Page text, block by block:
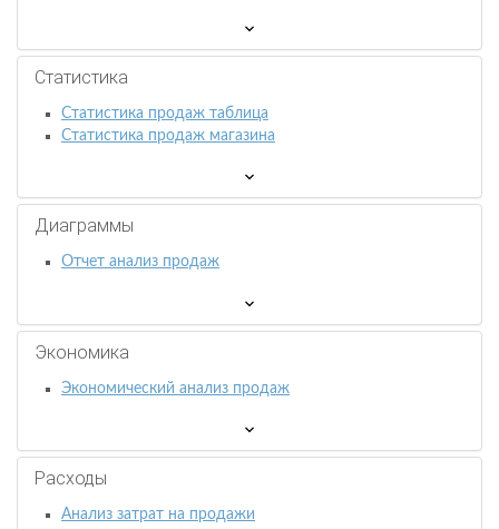
Статистика
Статистика продаж таблица
Статистика продаж магазина
Диаграммы
Отчет анализ продаж
Экономика
Экономический анализ продаж
Расходы
Анализ затрат на продажи